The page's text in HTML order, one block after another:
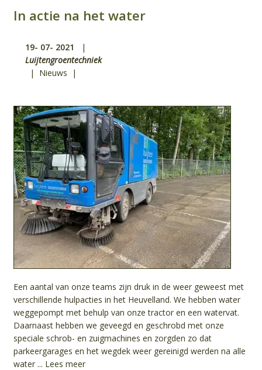
In actie na het water
19- 07- 2021 |
Luijtengroentechniek
| Nieuws |
Een aantal van onze teams zijn druk in de weer geweest met
verschillende hulpacties in het Heuvelland. We hebben water
weggepompt met behulp van onze tractor en een watervat.
Daarnaast hebben we geveegd en geschrobd met onze
speciale schrob- en zuigmachines en zorgden zo dat
parkeergarages en het wegdek weer gereinigd werden na alle
water ... Lees meer